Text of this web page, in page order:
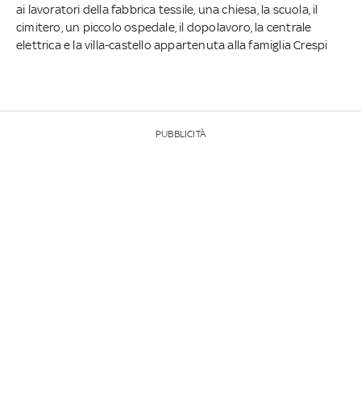
ai lavoratori della fabbrica tessile, una chiesa, la scuola, il
cimitero, un piccolo ospedale, il dopolavoro, la centrale
elettrica e la villa-castello appartenuta alla famiglia Crespi
PUBBLICITÀ